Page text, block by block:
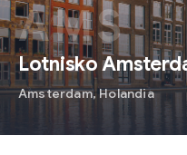
AMS
Lotnisko
Amsterdam,Holandia